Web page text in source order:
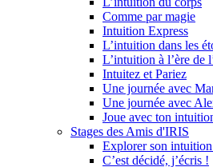
Comme par magie
Intuition Express
L’intuition dans les
L’intuition à l’ère de
Intuitez et Pariez
Une journée avec
Une journée avec
Joue avec ton
Stages des Amis d'IRIS
Explorer son
C’est décidé, j’écris !